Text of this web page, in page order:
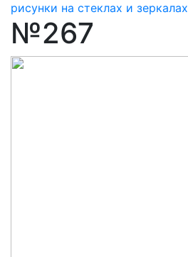
рисунки на стеклах и зеркалах
№267